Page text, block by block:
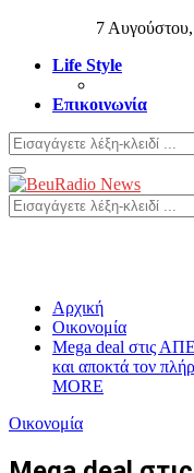
7
Life Style
Επικοινωνία
Search
for:
Primary
Menu
Search
for:
Αρχική
Οικονομία
Mega deal στις
και αποκτά τον
MORE
Οικονομία